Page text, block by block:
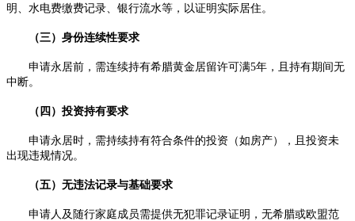
明、水电费缴费记录、银行流水等，以证明实际居住。
（三）身份连续性要求
申请永居前，需连续持有希腊黄金居留许可满5年，且持有期间无
中断。
（四）投资持有要求
申请永居时，需持续持有符合条件的投资（如房产），且投资未
出现违规情况。
（五）无违法记录与基础要求
申请人及随行家庭成员需提供无犯罪记录证明，无希腊或欧盟范